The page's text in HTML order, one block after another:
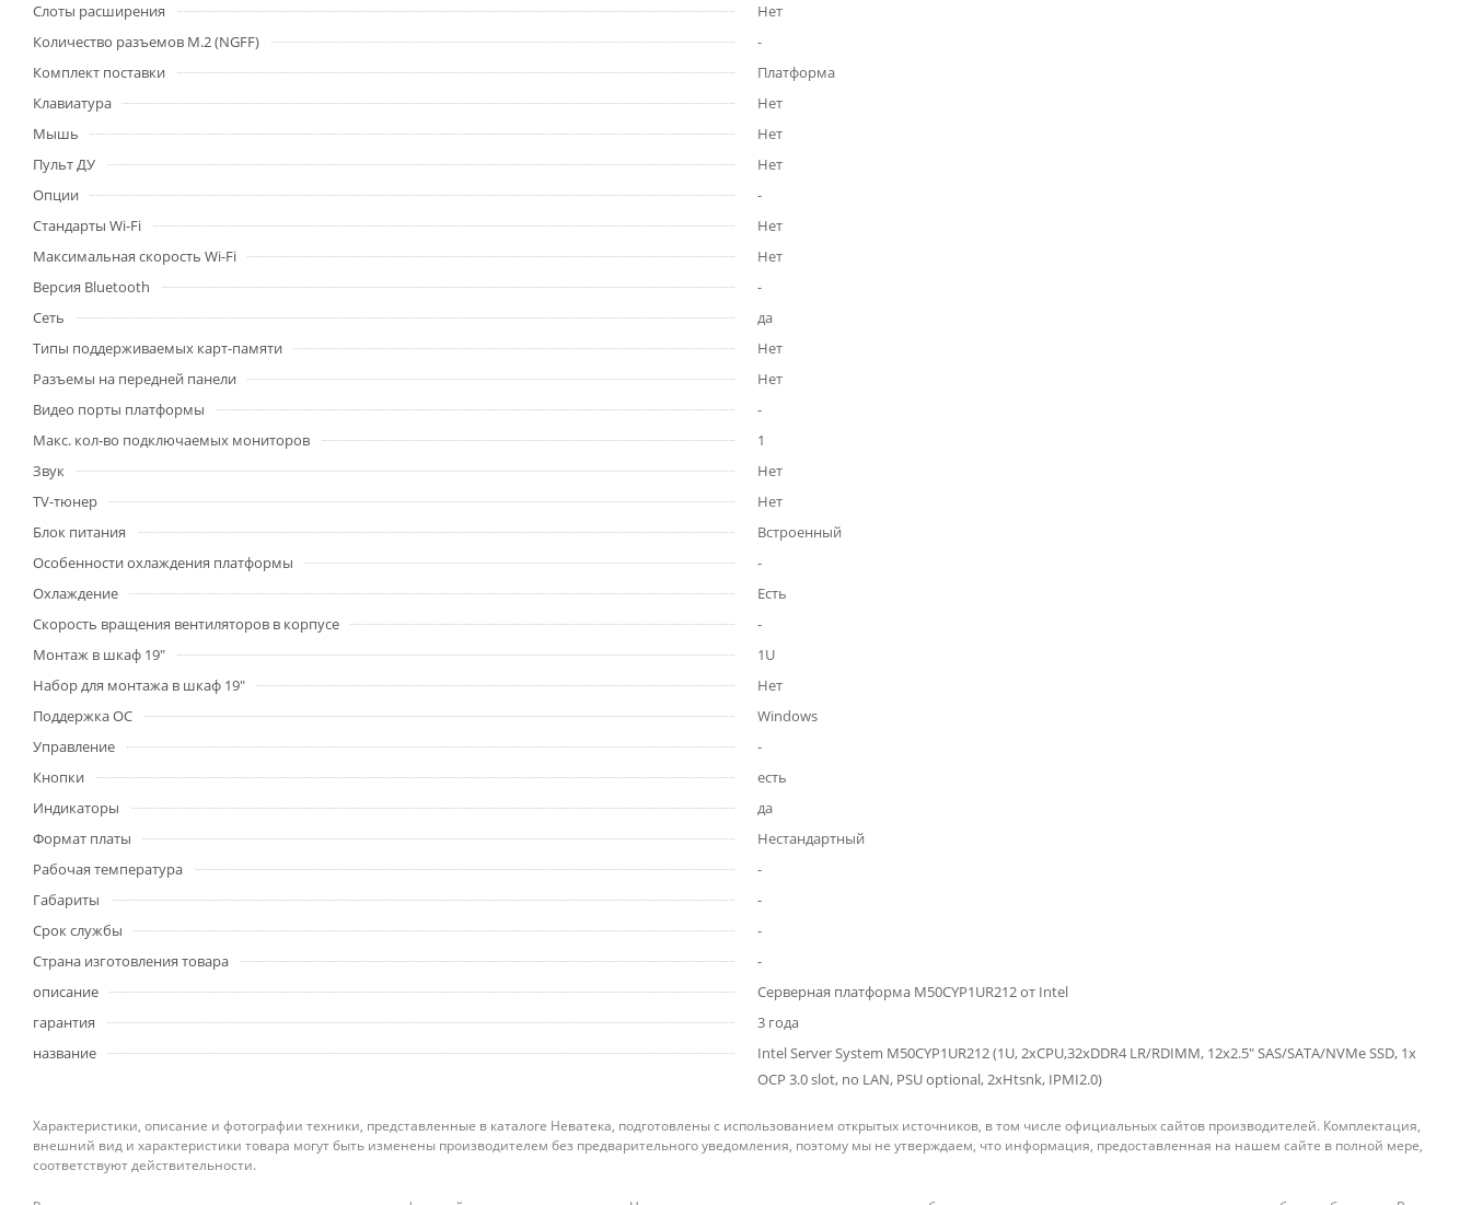
Слоты расширения
Нет
Количество разъемов M.2 (NGFF)
-
Комплект поставки
Платформа
Клавиатура
Нет
Мышь
Нет
Пульт ДУ
Нет
Опции
-
Стандарты Wi-Fi
Нет
Максимальная скорость Wi-Fi
Нет
Версия Bluetooth
-
Сеть
да
Типы поддерживаемых карт-памяти
Нет
Разъемы на передней панели
Нет
Видео порты платформы
-
Макс. кол-во подключаемых мониторов
1
Звук
Нет
TV-тюнер
Нет
Блок питания
Встроенный
Особенности охлаждения платформы
-
Охлаждение
Есть
Скорость вращения вентиляторов в корпусе
-
Монтаж в шкаф 19"
1U
Набор для монтажа в шкаф 19"
Нет
Поддержка ОС
Windows
Управление
-
Кнопки
есть
Индикаторы
да
Формат платы
Нестандартный
Рабочая температура
-
Габариты
-
Срок службы
-
Страна изготовления товара
-
описание
Серверная платформа M50CYP1UR212 от Intel
гарантия
3 года
название
Intel Server System M50CYP1UR212 (1U, 2xCPU,32xDDR4 LR/RDIMM, 12x2.5" SAS/SATA/NVMe SSD, 1x
OCP 3.0 slot, no LAN, PSU optional, 2xHtsnk, IPMI2.0)
Характеристики, описание и фотографии техники, представленные в каталоге Неватека, подготовлены с использованием открытых источников, в том числе официальных сайтов производителей. Комплектация,
внешний вид и характеристики товара могут быть изменены производителем без предварительного уведомления, поэтому мы не утверждаем, что информация, предоставленная на нашем сайте в полной мере,
соответствуют действительности.